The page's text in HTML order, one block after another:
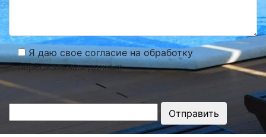
Я даю свое согласие на обработку
персональных данных
Отправить